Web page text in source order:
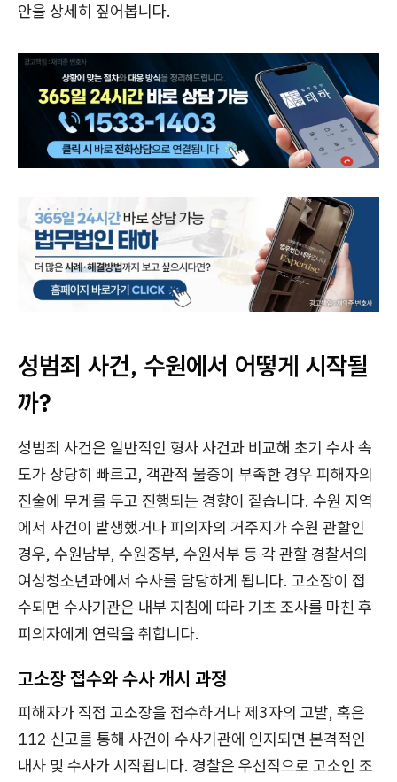
안을 상세히 짚어봅니다.
성범죄 사건, 수원에서 어떻게 시작될
까?
성범죄 사건은 일반적인 형사 사건과 비교해 초기 수사 속
도가 상당히 빠르고, 객관적 물증이 부족한 경우 피해자의
진술에 무게를 두고 진행되는 경향이 짙습니다. 수원 지역
에서 사건이 발생했거나 피의자의 거주지가 수원 관할인
경우, 수원남부, 수원중부, 수원서부 등 각 관할 경찰서의
여성청소년과에서 수사를 담당하게 됩니다. 고소장이 접
수되면 수사기관은 내부 지침에 따라 기초 조사를 마친 후
피의자에게 연락을 취합니다.
고소장 접수와 수사 개시 과정
피해자가 직접 고소장을 접수하거나 제3자의 고발, 혹은
112 신고를 통해 사건이 수사기관에 인지되면 본격적인
내사 및 수사가 시작됩니다. 경찰은 우선적으로 고소인 조